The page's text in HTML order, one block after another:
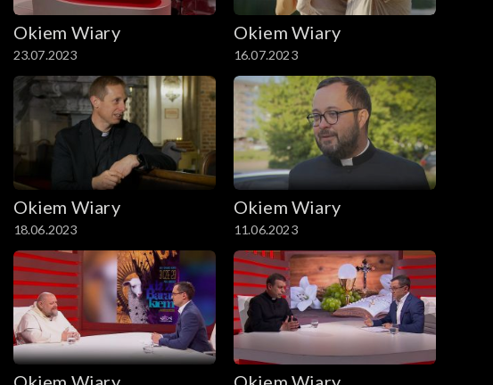
Okiem Wiary
23.07.2023
Okiem Wiary
16.07.2023
Okiem Wiary
18.06.2023
Okiem Wiary
11.06.2023